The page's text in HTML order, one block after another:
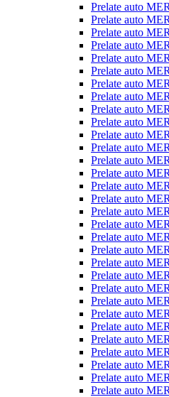
Prelate auto
Prelate auto
Prelate auto
Prelate auto
Prelate auto
Prelate auto
Prelate auto
Prelate auto
Prelate auto
Prelate auto
Prelate auto
Prelate auto
Prelate auto
Prelate auto
Prelate auto
Prelate auto
Prelate auto
Prelate auto
Prelate auto
Prelate auto
Prelate auto
Prelate auto
Prelate auto
Prelate auto
Prelate auto
Prelate auto
Prelate auto
Prelate auto
Prelate auto
Prelate auto
Prelate auto